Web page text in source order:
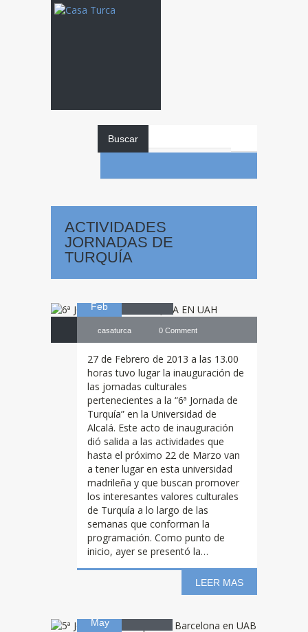
Buscar
ACTIVIDADES
JORNADAS DE
TURQUÍA
Feb
DE TURQUÍA EN
casaturca 0 Comment
27 de Febrero de 2013 a las 13.00
horas tuvo lugar la inauguración de
las jornadas culturales
pertenecientes a la “6ª Jornada de
Turquía” en la Universidad de
Alcalá. Este acto de inauguración
dió salida a las actividades que
hasta el próximo 22 de Marzo van
a tener lugar en esta universidad
madrileña y que buscan promover
los interesantes valores culturales
de Turquía a lo largo de las
semanas que conforman la
programación. Como punto de
inicio, ayer se presentó la…
LEER MAS
May
5ªJornada de
Turquía en
Barcelona en